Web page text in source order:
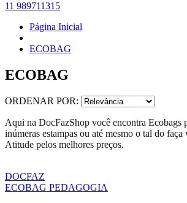
11 989711315
Página Inicial
ECOBAG
ECOBAG
ORDENAR POR:
Aqui na DocFazShop você encontra Ecobags
inúmeras estampas ou até mesmo o tal do
Atitude pelos melhores preços.
DOCFAZ
ECOBAG PEDAGOGIA